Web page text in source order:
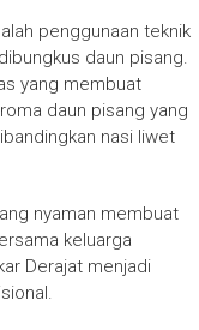
penggunaan teknik
daun pisang.
yang membuat
daun pisang yang
nasi liwet
nyaman membuat
keluarga
Derajat menjadi